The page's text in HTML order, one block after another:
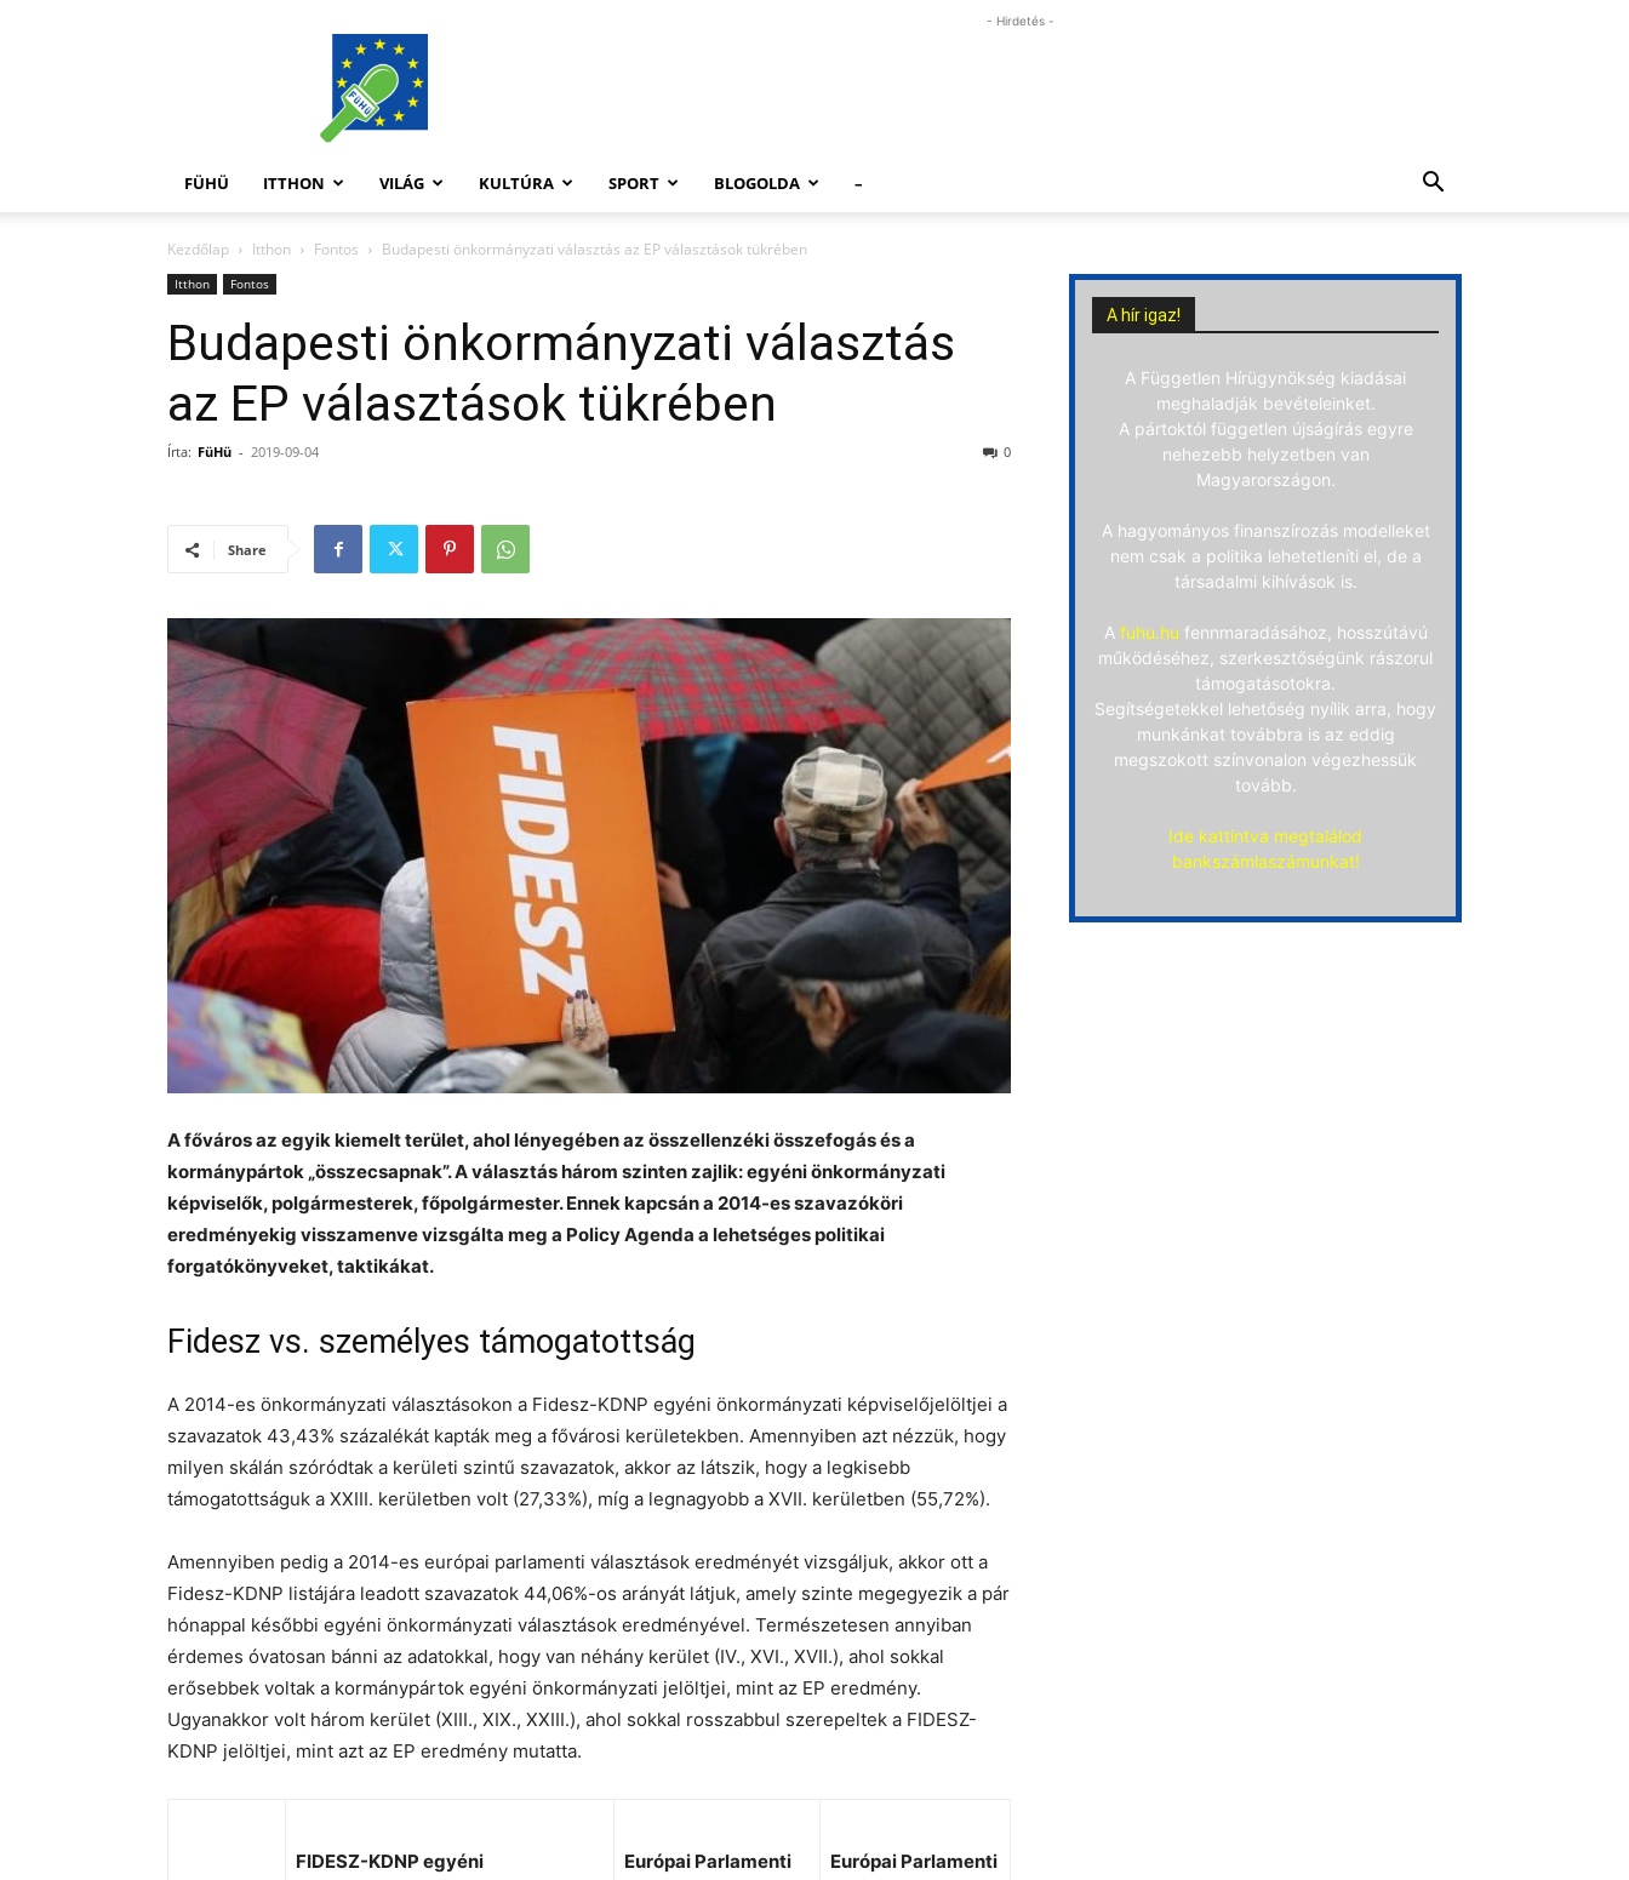
FüHü
- Hirdetés -
FÜHÜ ITTHON VILÁG KULTÚRA SPORT BLOGOLDA –
Kezdőlap Itthon Fontos Budapesti önkormányzati választás az EP választások tükrében
Itthon Fontos
Budapesti önkormányzati választás
az EP választások tükrében
Írta: FüHü - 2019-09-04 0
Share
A főváros az egyik kiemelt terület, ahol lényegében az összellenzéki összefogás és a
kormánypártok „összecsapnak”. A választás három szinten zajlik: egyéni önkormányzati
képviselők, polgármesterek, főpolgármester. Ennek kapcsán a 2014-es szavazóköri
eredményekig visszamenve vizsgálta meg a Policy Agenda a lehetséges politikai
forgatókönyveket, taktikákat.
Fidesz vs. személyes támogatottság
A 2014-es önkormányzati választásokon a Fidesz-KDNP egyéni önkormányzati képviselőjelöltjei a
szavazatok 43,43% százalékát kapták meg a fővárosi kerületekben. Amennyiben azt nézzük, hogy
milyen skálán szóródtak a kerületi szintű szavazatok, akkor az látszik, hogy a legkisebb
támogatottságuk a XXIII. kerületben volt (27,33%), míg a legnagyobb a XVII. kerületben (55,72%).
Amennyiben pedig a 2014-es európai parlamenti választások eredményét vizsgáljuk, akkor ott a
Fidesz-KDNP listájára leadott szavazatok 44,06%-os arányát látjuk, amely szinte megegyezik a pár
hónappal későbbi egyéni önkormányzati választások eredményével. Természetesen annyiban
érdemes óvatosan bánni az adatokkal, hogy van néhány kerület (IV., XVI., XVII.), ahol sokkal
erősebbek voltak a kormánypártok egyéni önkormányzati jelöltjei, mint az EP eredmény.
Ugyanakkor volt három kerület (XIII., XIX., XXIII.), ahol sokkal rosszabbul szerepeltek a FIDESZ-
KDNP jelöltjei, mint azt az EP eredmény mutatta.
FIDESZ-KDNP egyéni
Európai Parlamenti
Európai Parlamenti
A hír igaz!
A Független Hírügynökség kiadásai
meghaladják bevételeinket.
A pártoktól független újságírás egyre
nehezebb helyzetben van
Magyarországon.
A hagyományos finanszírozás modelleket
nem csak a politika lehetetleníti el, de a
társadalmi kihívások is.
A fuhu.hu fennmaradásához, hosszútávú
működéséhez, szerkesztőségünk rászorul
támogatásotokra.
Segítségetekkel lehetőség nyílik arra, hogy
munkánkat továbbra is az eddig
megszokott színvonalon végezhessük
tovább.
Ide kattintva megtalálod
bankszámlaszámunkat!